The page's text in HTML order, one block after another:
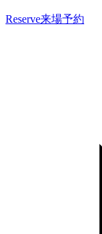
Reserve来場予約